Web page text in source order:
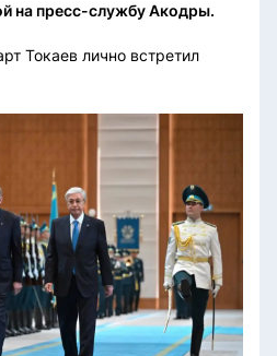
на пресс-службу Акодры.
Токаев лично встретил